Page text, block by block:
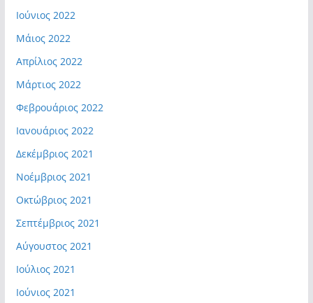
Ιούνιος 2022
Μάιος 2022
Απρίλιος 2022
Μάρτιος 2022
Φεβρουάριος 2022
Ιανουάριος 2022
Δεκέμβριος 2021
Νοέμβριος 2021
Οκτώβριος 2021
Σεπτέμβριος 2021
Αύγουστος 2021
Ιούλιος 2021
Ιούνιος 2021